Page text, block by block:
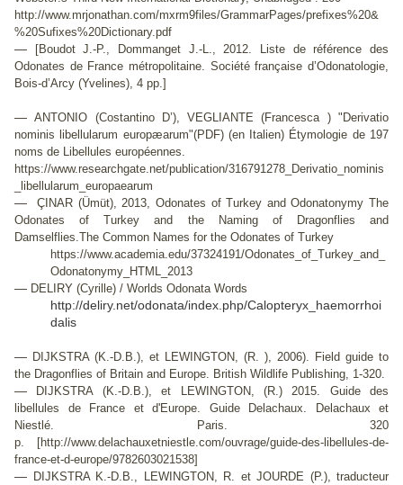
http://www.mrjonathan.com/mxrm9files/GrammarPages/prefixes%20&
%20Sufixes%20Dictionary.pdf
—
[Boudot J.-P., Dommanget J.-L., 2012. Liste de référence des
Odonates de France métropolitaine. Société française d’Odonatologie,
Bois-d’Arcy (Yvelines), 4 pp.]
—ANTONIO (Costantino D’), VEGLIANTE (Francesca ) "Derivatio
nominis libellularum europæarum"(PDF) (en Italien) Étymologie de 197
noms de Libellules européennes.
https://www.researchgate.net/publication/316791278_Derivatio_nominis
_libellularum_europaearum
—ÇINAR (Ümüt), 2013, Odonates of Turkey and Odonatonymy The
Odonates of Turkey and the Naming of Dragonflies and
Damselflies.The Common Names for the Odonates of Turkey
https://www.academia.edu/37324191/Odonates_of_Turkey_and_
Odonatonymy_HTML_2013
— DELIRY (Cyrille) / Worlds Odonata Words
http://deliry.net/odonata/index.php/Calopteryx_haemorrhoi
dalis
— DIJKSTRA (K.-D.B.), et LEWINGTON, (R. ), 2006). Field guide to
the Dragonflies of Britain and Europe. British Wildlife Publishing, 1-320.
—
DIJKSTRA (K.-D.B.), et LEWINGTON, (R.) 2015. Guide des
libellules de France et d'Europe. Guide Delachaux. Delachaux et
Niestlé. Paris. 320
p. [http://www.delachauxetniestle.com/ouvrage/guide-des-libellules-de-
france-et-d-europe/9782603021538]
— DIJKSTRA K.-D.B., LEWINGTON, R. et JOURDE (P.), traducteur